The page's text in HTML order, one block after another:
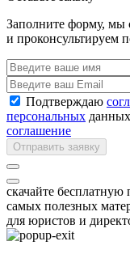
Заполните форму, мы
и проконсультируем
Подтверждаю
персональных
соглашение
Отправить заявку
скачайте бесплатную
самых полезных
для юристов и